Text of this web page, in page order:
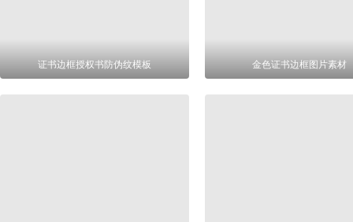
证书边框授权书防伪纹模板 金色证书边框图片素材